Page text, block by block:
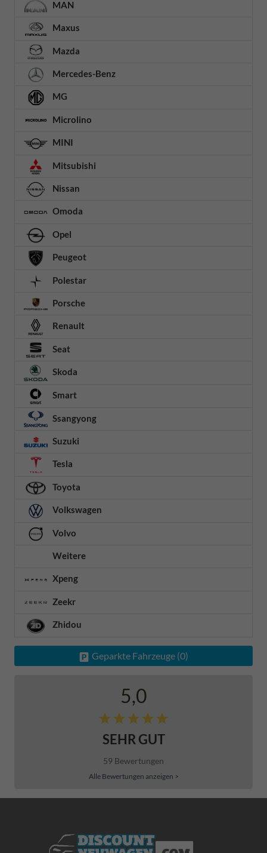
MAN
Maxus
Mazda
Mercedes-Benz
MG
Microlino
MINI
Mitsubishi
Nissan
Omoda
Opel
Peugeot
Polestar
Porsche
Renault
Seat
Skoda
Smart
Ssangyong
Suzuki
Tesla
Toyota
Volkswagen
Volvo
Weitere
Xpeng
Zeekr
Zhidou
Geparkte Fahrzeuge (0)
5,0
SEHR GUT
59 Bewertungen
Alle Bewertungen anzeigen >